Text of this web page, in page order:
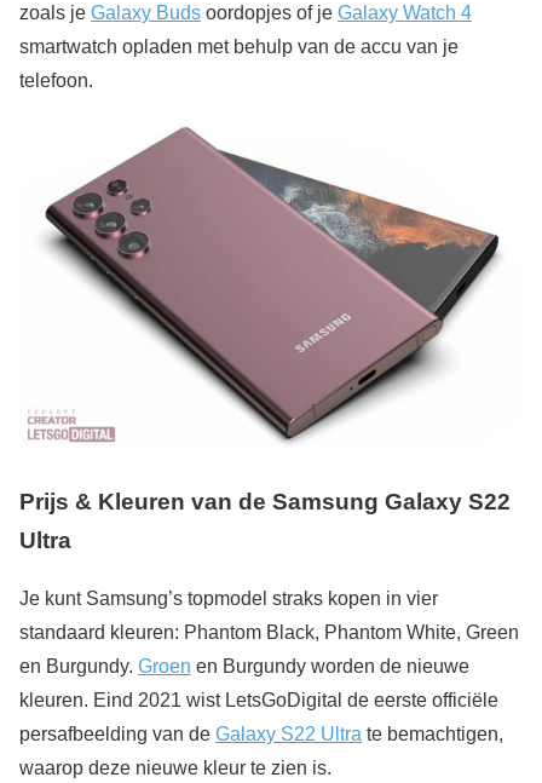
zoals je Galaxy Buds oordopjes of je Galaxy Watch 4
smartwatch opladen met behulp van de accu van je
telefoon.
Prijs & Kleuren van de Samsung Galaxy S22
Ultra
Je kunt Samsung’s topmodel straks kopen in vier
standaard kleuren: Phantom Black, Phantom White, Green
en Burgundy. Groen en Burgundy worden de nieuwe
kleuren. Eind 2021 wist LetsGoDigital de eerste officiële
persafbeelding van de Galaxy S22 Ultra te bemachtigen,
waarop deze nieuwe kleur te zien is.